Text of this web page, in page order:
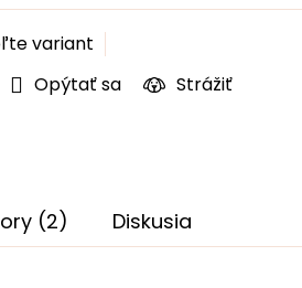
Opýtať sa Strážiť
variant
(2) Diskusia